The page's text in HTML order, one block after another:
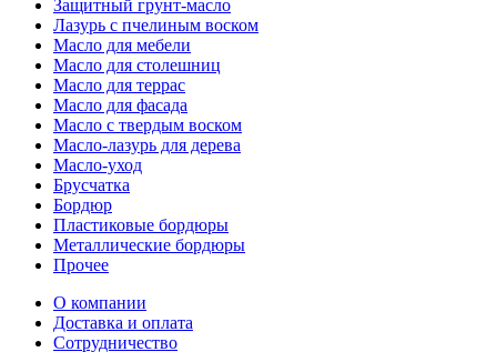
Защитный грунт-масло
Лазурь с пчелиным воском
Масло для мебели
Масло для столешниц
Масло для террас
Масло для фасада
Масло с твердым воском
Масло-лазурь для дерева
Масло-уход
Брусчатка
Бордюр
Пластиковые бордюры
Металлические бордюры
Прочее
О компании
Доставка и оплата
Сотрудничество